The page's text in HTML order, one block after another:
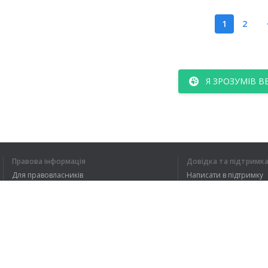
1 2
Я ЗРОЗУМІВ
Правова інформація
Для правовласників
Довідка та підтримка
Написати в підтримку